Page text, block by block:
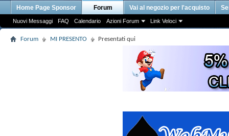
Home Page Sponsor Forum
Nuovi Messaggi FAQ Calendario Azioni Forum Link Veloci
Vai al negozio per l'acquisto
Forum MI PRESENTO Presentati qui